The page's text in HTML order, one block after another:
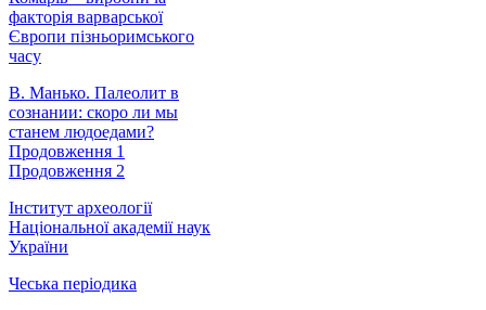
факторія варварської
Європи пізньоримського
часу
В. Манько. Палеолит в
сознании: скоро ли мы
станем людоедами?
Продовження 1
Продовження 2
Інститут археології
Національної академії наук
України
Чеська періодика